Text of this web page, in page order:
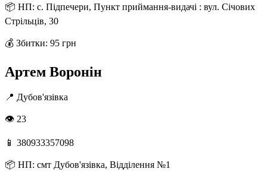
📦 НП: с. Підпечери, Пункт приймання-видачі : вул. Січових
Стрільців, 30
💰 Збитки: 95 грн
Артем Воронін
📍 Дубов'язівка
👁 23
📱 380933357098
📦 НП: смт Дубов'язівка, Відділення №1